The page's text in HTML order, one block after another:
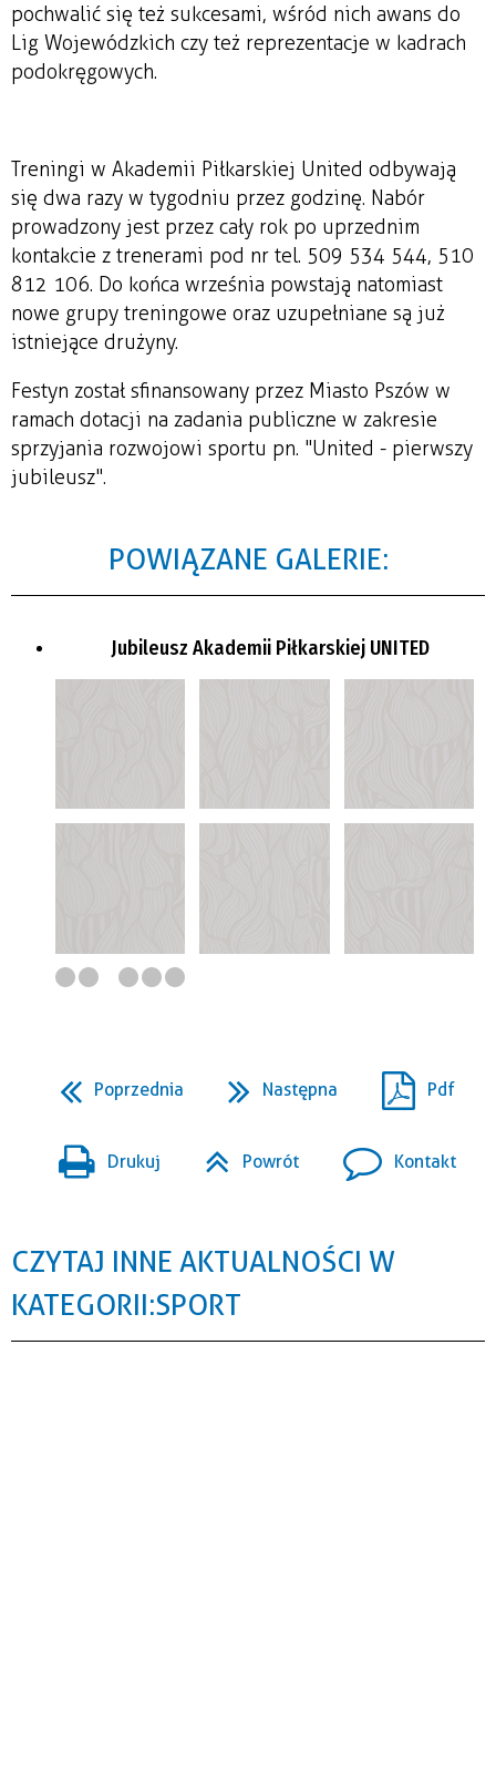
pochwalić się też sukcesami, wśród nich awans do
Lig Wojewódzkich czy też reprezentacje w kadrach
podokręgowych.
Treningi w Akademii Piłkarskiej United odbywają
się dwa razy w tygodniu przez godzinę. Nabór
prowadzony jest przez cały rok po uprzednim
kontakcie z trenerami pod nr tel. 509 534 544, 510
812 106. Do końca września powstają natomiast
nowe grupy treningowe oraz uzupełniane są już
istniejące drużyny.
Festyn został sfinansowany przez Miasto Pszów w
ramach dotacji na zadania publiczne w zakresie
sprzyjania rozwojowi sportu pn. "United - pierwszy
jubileusz".
POWIĄZANE GALERIE:
Jubileusz Akademii Piłkarskiej UNITED
Poprzednia Następna Pdf
Drukuj Powrót Kontakt
CZYTAJ INNE AKTUALNOŚCI W
KATEGORII: SPORT